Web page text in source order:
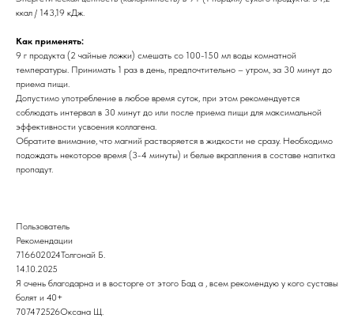
ккал / 143,19 кДж.
Как применять:
9 г продукта (2 чайные ложки) смешать со 100-150 мл воды комнатной
температуры. Принимать 1 раз в день, предпочтительно – утром, за 30 минут до
приема пищи.
Допустимо употребление в любое время суток, при этом рекомендуется
соблюдать интервал в 30 минут до или после приема пищи для максимальной
эффективности усвоения коллагена.
Обратите внимание, что магний растворяется в жидкости не сразу. Необходимо
подождать некоторое время (3-4 минуты) и белые вкрапления в составе напитка
пропадут.
Пользователь
Рекомендации
716602024Толгонай Б.
14.10.2025
Я очень благодарна и в восторге от этого Бад а , всем рекомендую у кого суставы
болят и 40+
707472526Оксана Щ.